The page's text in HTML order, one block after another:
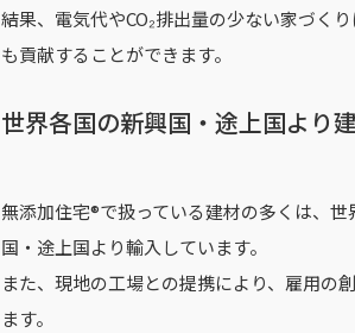
結果、電気代やCO₂排出量の少ない家づく
も貢献することができます。
世界各国の新興国・途上国より
無添加住宅®で扱っている建材の多くは、世
国・途上国より輸入しています。
また、現地の工場との提携により、雇用の
ます。